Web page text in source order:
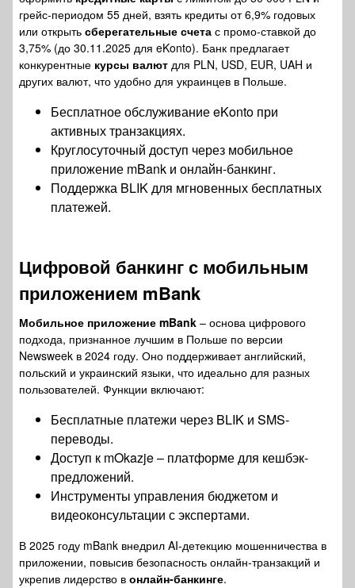
грейс-периодом 55 дней, взять кредиты от 6,9% годовых
или открыть сберегательные счета с промо-ставкой до
3,75% (до 30.11.2025 для eKonto). Банк предлагает
конкурентные курсы валют для PLN, USD, EUR, UAH и
других валют, что удобно для украинцев в Польше.
Бесплатное обслуживание eKonto при
активных транзакциях.
Круглосуточный доступ через мобильное
приложение mBank и онлайн-банкинг.
Поддержка BLIK для мгновенных бесплатных
платежей.
Цифровой банкинг с мобильным
приложением mBank
Мобильное приложение mBank – основа цифрового
подхода, признанное лучшим в Польше по версии
Newsweek в 2024 году. Оно поддерживает английский,
польский и украинский языки, что идеально для разных
пользователей. Функции включают:
Бесплатные платежи через BLIK и SMS-
переводы.
Доступ к mOkazje – платформе для кешбэк-
предложений.
Инструменты управления бюджетом и
видеоконсультации с экспертами.
В 2025 году mBank внедрил AI-детекцию мошенничества в
приложении, повысив безопасность онлайн-транзакций и
укрепив лидерство в онлайн-банкинге.